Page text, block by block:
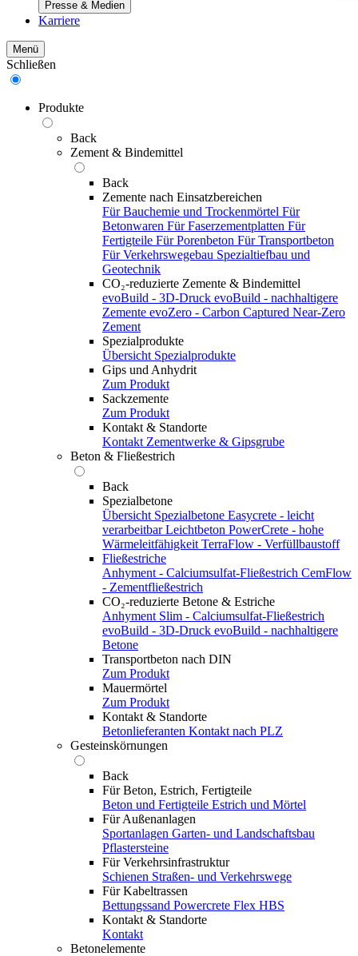
Presse & Medien
Karriere
Menü
Schließen
Produkte
Back
Zement & Bindemittel
Back
Zemente nach Einsatzbereichen
Für Bauchemie und Trockenmörtel Für
Betonwaren Für Faserzementplatten Für
Fertigteile Für Porenbeton Für Transportbeton
Für Verkehrswegebau Spezialtiefbau und
Geotechnik
CO₂-reduzierte Zemente & Bindemittel
evoBuild - 3D-Druck evoBuild - nachhaltigere
Zemente evoZero - Carbon Captured Near-Zero
Zement
Spezialprodukte
Übersicht Spezialprodukte
Gips und Anhydrit
Zum Produkt
Sackzemente
Zum Produkt
Kontakt & Standorte
Kontakt Zementwerke & Gipsgrube
Beton & Fließestrich
Back
Spezialbetone
Übersicht Spezialbetone Easycrete - leicht
verarbeitbar Leichtbeton PowerCrete - hohe
Wärmeleitfähigkeit TerraFlow - Verfüllbaustoff
Fließestriche
Anhyment - Calciumsulfat-Fließestrich CemFlow
- Zementfließestrich
CO₂-reduzierte Betone & Estriche
Anhyment Slim - Calciumsulfat-Fließestrich
evoBuild - 3D-Druck evoBuild - nachhaltigere
Betone
Transportbeton nach DIN
Zum Produkt
Mauermörtel
Zum Produkt
Kontakt & Standorte
Betonlieferanten Kontakt nach PLZ
Gesteinskörnungen
Back
Für Beton, Estrich, Fertigteile
Beton und Fertigteile Estrich und Mörtel
Für Außenanlagen
Sportanlagen Garten- und Landschaftsbau
Pflastersteine
Für Verkehrsinfrastruktur
Schienen Straßen- und Verkehrswege
Für Kabeltrassen
Bettungssand Powercrete Flex HBS
Kontakt & Standorte
Kontakt
Betonelemente